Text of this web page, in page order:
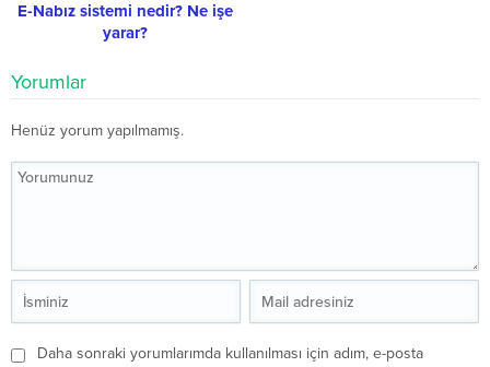
E-Nabız sistemi nedir? Ne işe
yarar?
Yorumlar
Henüz yorum yapılmamış.
Daha sonraki yorumlarımda kullanılması için adım, e-posta